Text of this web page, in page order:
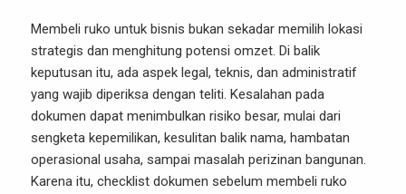
Membeli ruko untuk bisnis bukan sekadar memilih lokasi
strategis dan menghitung potensi omzet. Di balik
keputusan itu, ada aspek legal, teknis, dan administratif
yang wajib diperiksa dengan teliti. Kesalahan pada
dokumen dapat menimbulkan risiko besar, mulai dari
sengketa kepemilikan, kesulitan balik nama, hambatan
operasional usaha, sampai masalah perizinan bangunan.
Karena itu, checklist dokumen sebelum membeli ruko